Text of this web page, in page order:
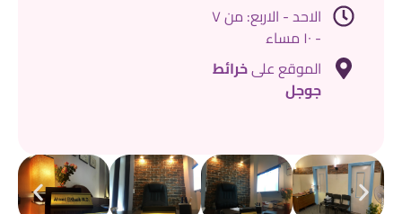
الاحد - الاربع: من ٧
- ١٠ مساء
الموقع علىخرائط
جوجل